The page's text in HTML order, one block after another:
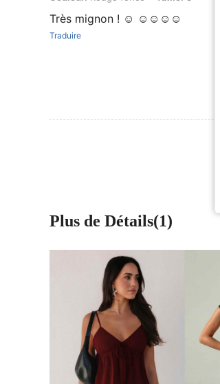
Très mignon ! ☺️ ☺️☺️☺️☺️
Traduire
Plus de Détails(1)